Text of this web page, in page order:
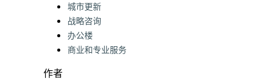
Categories:
城市更新
战略咨询
办公楼
商业和专业服务
作者